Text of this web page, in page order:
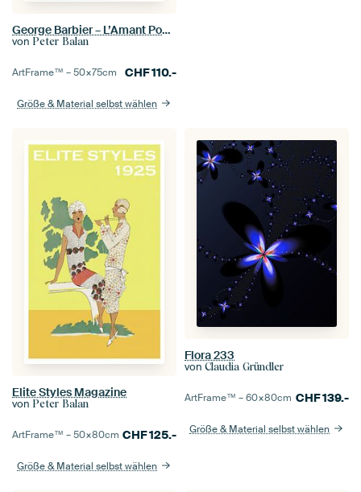
George Barbier – L’Amant Poète
von Peter Balan
ArtFrame™ –50×75cm CHF110.-
Größe & Material selbst wählen
Elite Styles Magazine
von Peter Balan
ArtFrame™ –50×80cm CHF125.-
Größe & Material selbst wählen
Flora 233
von Claudia Gründler
ArtFrame™ –60×80cm CHF139.-
Größe & Material selbst wählen